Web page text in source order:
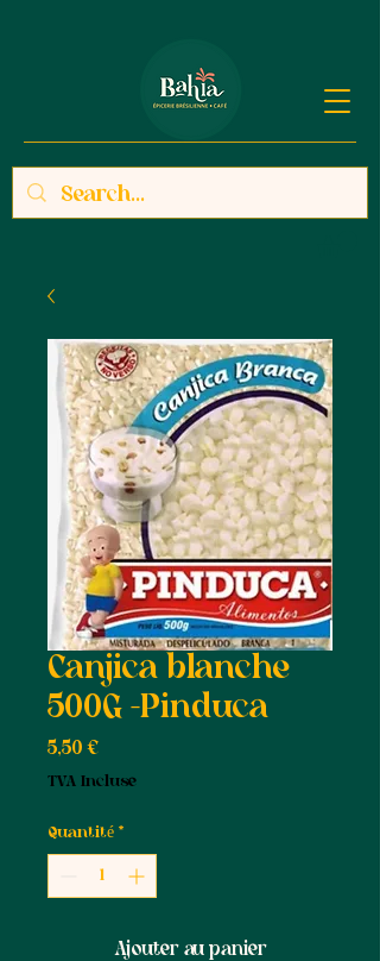
Canjica blanche
500G -Pinduca
5,50 €Prix
TVA Incluse
Quantité *
Ajouter au panier